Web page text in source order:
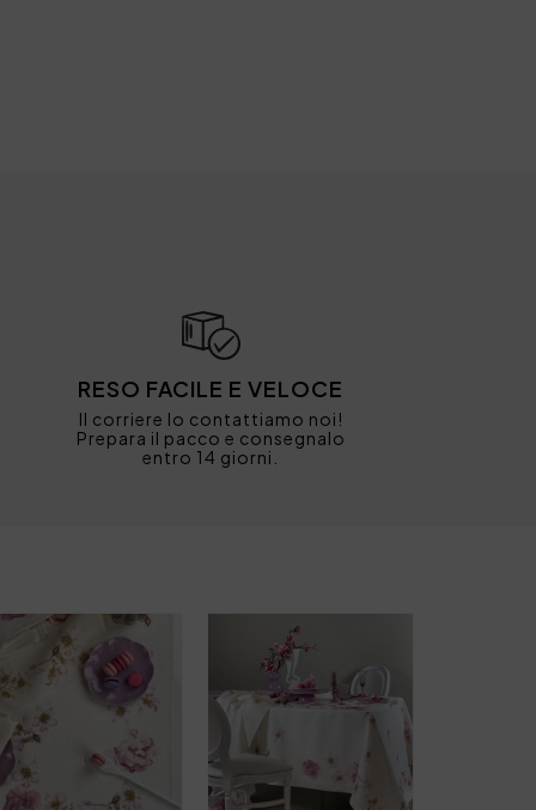
RESO FACILE E VELOCE
Il corriere lo contattiamo noi!
Prepara il pacco e consegnalo
entro 14 giorni.